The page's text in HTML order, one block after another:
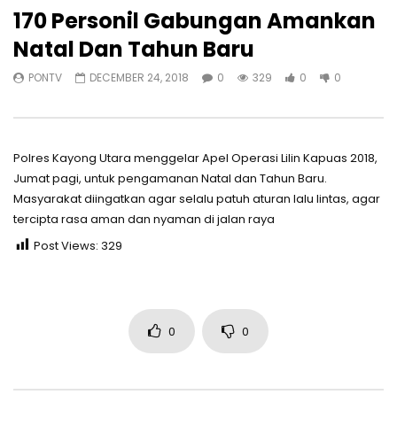
170 Personil Gabungan Amankan
Natal Dan Tahun Baru
PONTV DECEMBER 24, 2018 0 329 0 0
Polres Kayong Utara menggelar Apel Operasi Lilin Kapuas 2018,
Jumat pagi, untuk pengamanan Natal dan Tahun Baru.
Masyarakat diingatkan agar selalu patuh aturan lalu lintas, agar
tercipta rasa aman dan nyaman di jalan raya
Post Views: 329
0 0